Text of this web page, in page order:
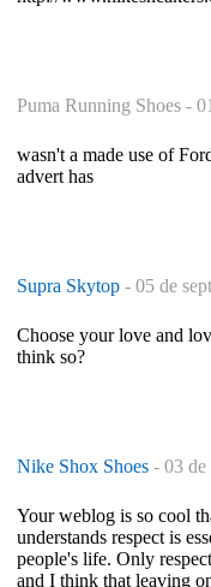
Puma Running Shoes -
wasn't a made use of
advert has
Supra Skytop - 05 de
Choose your love and
think so?
Nike Shox Shoes - 03 de
Your weblog is so cool
understands respect is
people's life. Only
and I think that leaving